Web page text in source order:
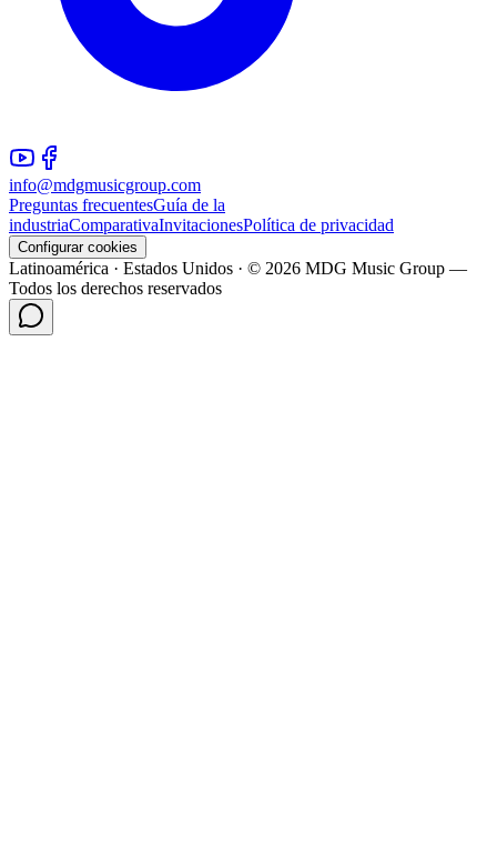
info@mdgmusicgroup.com
Preguntas frecuentesGuía de la
industriaComparativaInvitacionesPolítica de privacidad
Configurar cookies
Latinoamérica · Estados Unidos · © 2026 MDG Music Group —
Todos los derechos reservados